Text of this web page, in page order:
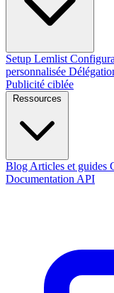
Setup Lemlist
personnalisée
Publicité ciblée
Blog Articles et guides
Documentation API